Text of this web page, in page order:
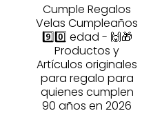
Cumple Regalos
Velas Cumpleaños
9️⃣0️⃣ edad - 🙌🎁
Productos y
Artículos originales
para regalo para
quienes cumplen
90 años en 2026